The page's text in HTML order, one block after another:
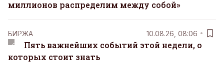
миллионов распределим между собой»
БИРЖА 10.08.26, 08:06
Пять важнейших событий этой недели, о
которых стоит знать